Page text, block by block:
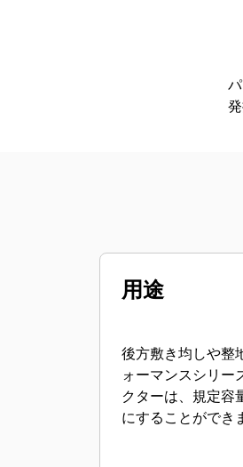
用途
後方敷き均しや整
ォーマンスシリー
クターは、規定容
にすることができ